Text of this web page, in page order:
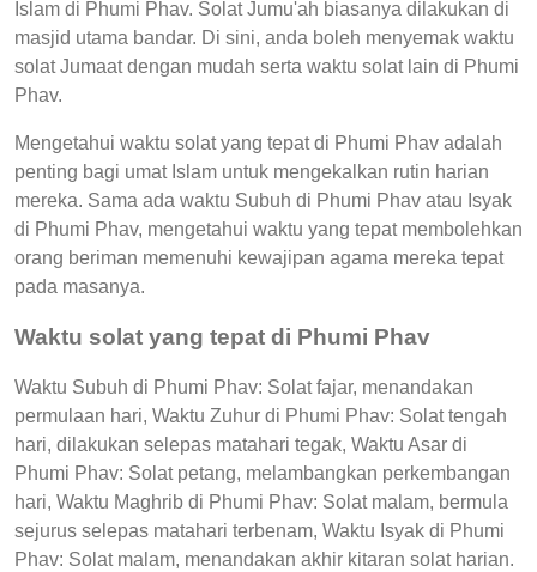
Islam di Phumi Phav. Solat Jumu'ah biasanya dilakukan di
masjid utama bandar. Di sini, anda boleh menyemak waktu
solat Jumaat dengan mudah serta waktu solat lain di Phumi
Phav.
Mengetahui waktu solat yang tepat di Phumi Phav adalah
penting bagi umat Islam untuk mengekalkan rutin harian
mereka. Sama ada waktu Subuh di Phumi Phav atau Isyak
di Phumi Phav, mengetahui waktu yang tepat membolehkan
orang beriman memenuhi kewajipan agama mereka tepat
pada masanya.
Waktu solat yang tepat di Phumi Phav
Waktu Subuh di Phumi Phav: Solat fajar, menandakan
permulaan hari, Waktu Zuhur di Phumi Phav: Solat tengah
hari, dilakukan selepas matahari tegak, Waktu Asar di
Phumi Phav: Solat petang, melambangkan perkembangan
hari, Waktu Maghrib di Phumi Phav: Solat malam, bermula
sejurus selepas matahari terbenam, Waktu Isyak di Phumi
Phav: Solat malam, menandakan akhir kitaran solat harian.